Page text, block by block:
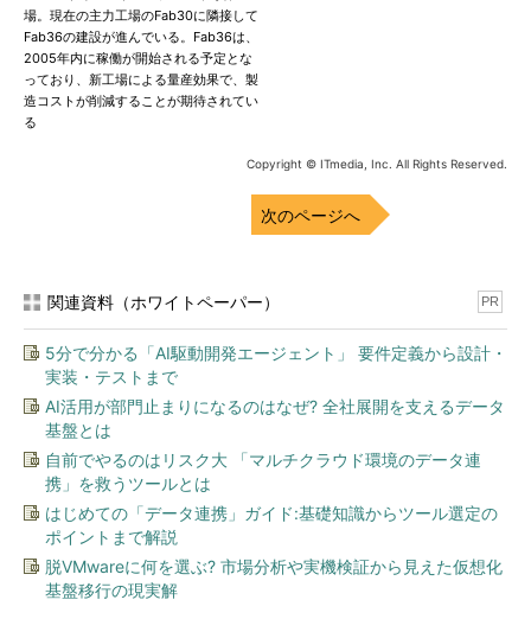
場。現在の主力工場のFab30に隣接して
Fab36の建設が進んでいる。Fab36は、
2005年内に稼働が開始される予定とな
っており、新工場による量産効果で、製
造コストが削減することが期待されてい
る
Copyright © ITmedia, Inc. All Rights Reserved.
次のページへ
関連資料（ホワイトペーパー） PR
5分で分かる「AI駆動開発エージェント」 要件定義から設計・
実装・テストまで
AI活用が部門止まりになるのはなぜ? 全社展開を支えるデータ
基盤とは
自前でやるのはリスク大 「マルチクラウド環境のデータ連
携」を救うツールとは
はじめての「データ連携」ガイド:基礎知識からツール選定の
ポイントまで解説
脱VMwareに何を選ぶ? 市場分析や実機検証から見えた仮想化
基盤移行の現実解